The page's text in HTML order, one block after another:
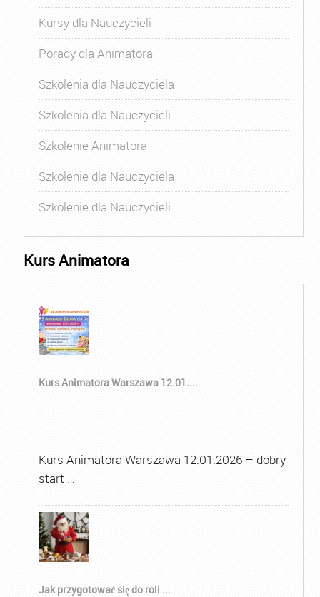
Kursy dla Nauczycieli
Porady dla Animatora
Szkolenia dla Nauczyciela
Szkolenia dla Nauczycieli
Szkolenie Animatora
Szkolenie dla Nauczyciela
Szkolenie dla Nauczycieli
Kurs Animatora
Kurs Animatora Warszawa 12.01....
Kurs Animatora Warszawa 12.01.2026 – dobry
start …
Jak przygotować się do roli ...